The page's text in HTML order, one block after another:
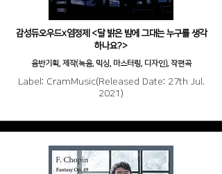
감성듀오우드x염정제 <달 밝은 밤에 그대는 누구를 생각
하나요?>
음반기획, 제작(녹음, 믹싱, 마스터링, 디자인), 작편곡
Label: CramMusic(Released Date: 27th Jul.
2021)